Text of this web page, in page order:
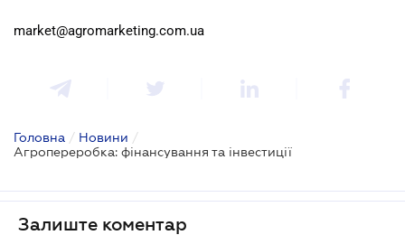
market@agromarketing.com.ua
Головна / Новини /
Агропереробка: фінансування та інвестиції
Залиште коментар